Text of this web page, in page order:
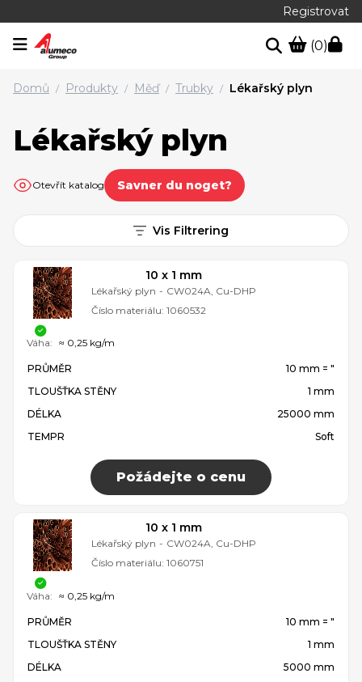
Registrovat
(0)
Domů / Produkty / Měď / Trubky / Lékařský plyn
Lékařský plyn
Otevřít katalog Savner du noget?
Vis Filtrering
10 x 1 mm
Lékařský plyn - CW024A, Cu-DHP
Číslo materiálu: 1060532
PRŮMĚR
10 mm = ″
TLOUŠŤKA STĚNY
1 mm
DÉLKA
25000 mm
TEMPR
Soft
Požádejte o cenu
Váha: ≈ 0,25 kg/m
10 x 1 mm
Lékařský plyn - CW024A, Cu-DHP
Číslo materiálu: 1060751
PRŮMĚR
10 mm = ″
TLOUŠŤKA STĚNY
1 mm
DÉLKA
5000 mm
Váha: ≈ 0,25 kg/m